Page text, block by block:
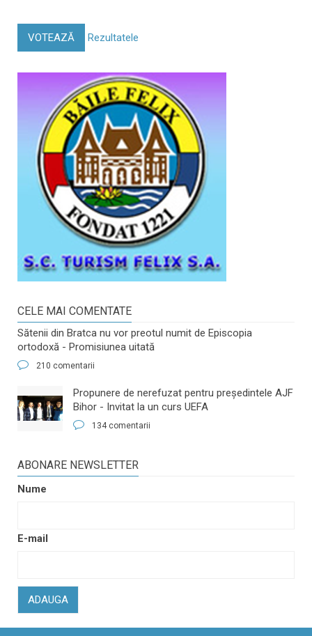
VOTEAZĂ Rezultatele
CELE MAI COMENTATE
Sătenii din Bratca nu vor preotul numit de Episcopia
ortodoxă - Promisiunea uitată
210 comentarii
​Propunere de nerefuzat pentru preşedintele AJF
Bihor - Invitat la un curs UEFA
134 comentarii
ABONARE NEWSLETTER
Nume
E-mail
ADAUGA